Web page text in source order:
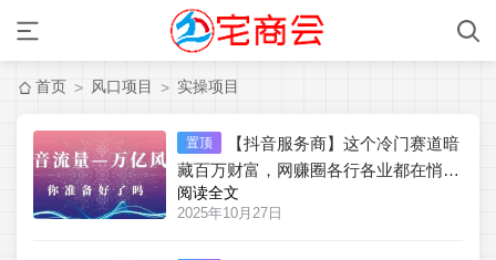
首页 > 风口项目 > 实操项目
置顶
【抖音服务商】这个冷门赛道暗
藏百万财富，网赚圈各行各业都在悄悄
布局抖音 黑科技云端商城
阅读全文
2025年10月27日